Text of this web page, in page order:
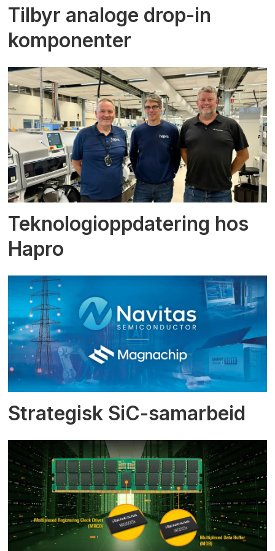
Tilbyr analoge drop-in
komponenter
Teknologioppdatering hos
Hapro
Strategisk SiC-samarbeid